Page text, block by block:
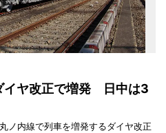
イヤ改正で増発 日中は3
ノ内線で列車を増発するダイヤ改正